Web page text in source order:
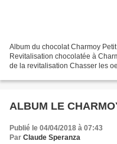
Album du chocolat Charmoy Petit refrain pour cor et chasse aux oeufs
Revitalisation chocolatée à
de la revitalisation Chasser les
ALBUM LE
Publié le 04/04/2018 à 07:43
Par Claude Speranza